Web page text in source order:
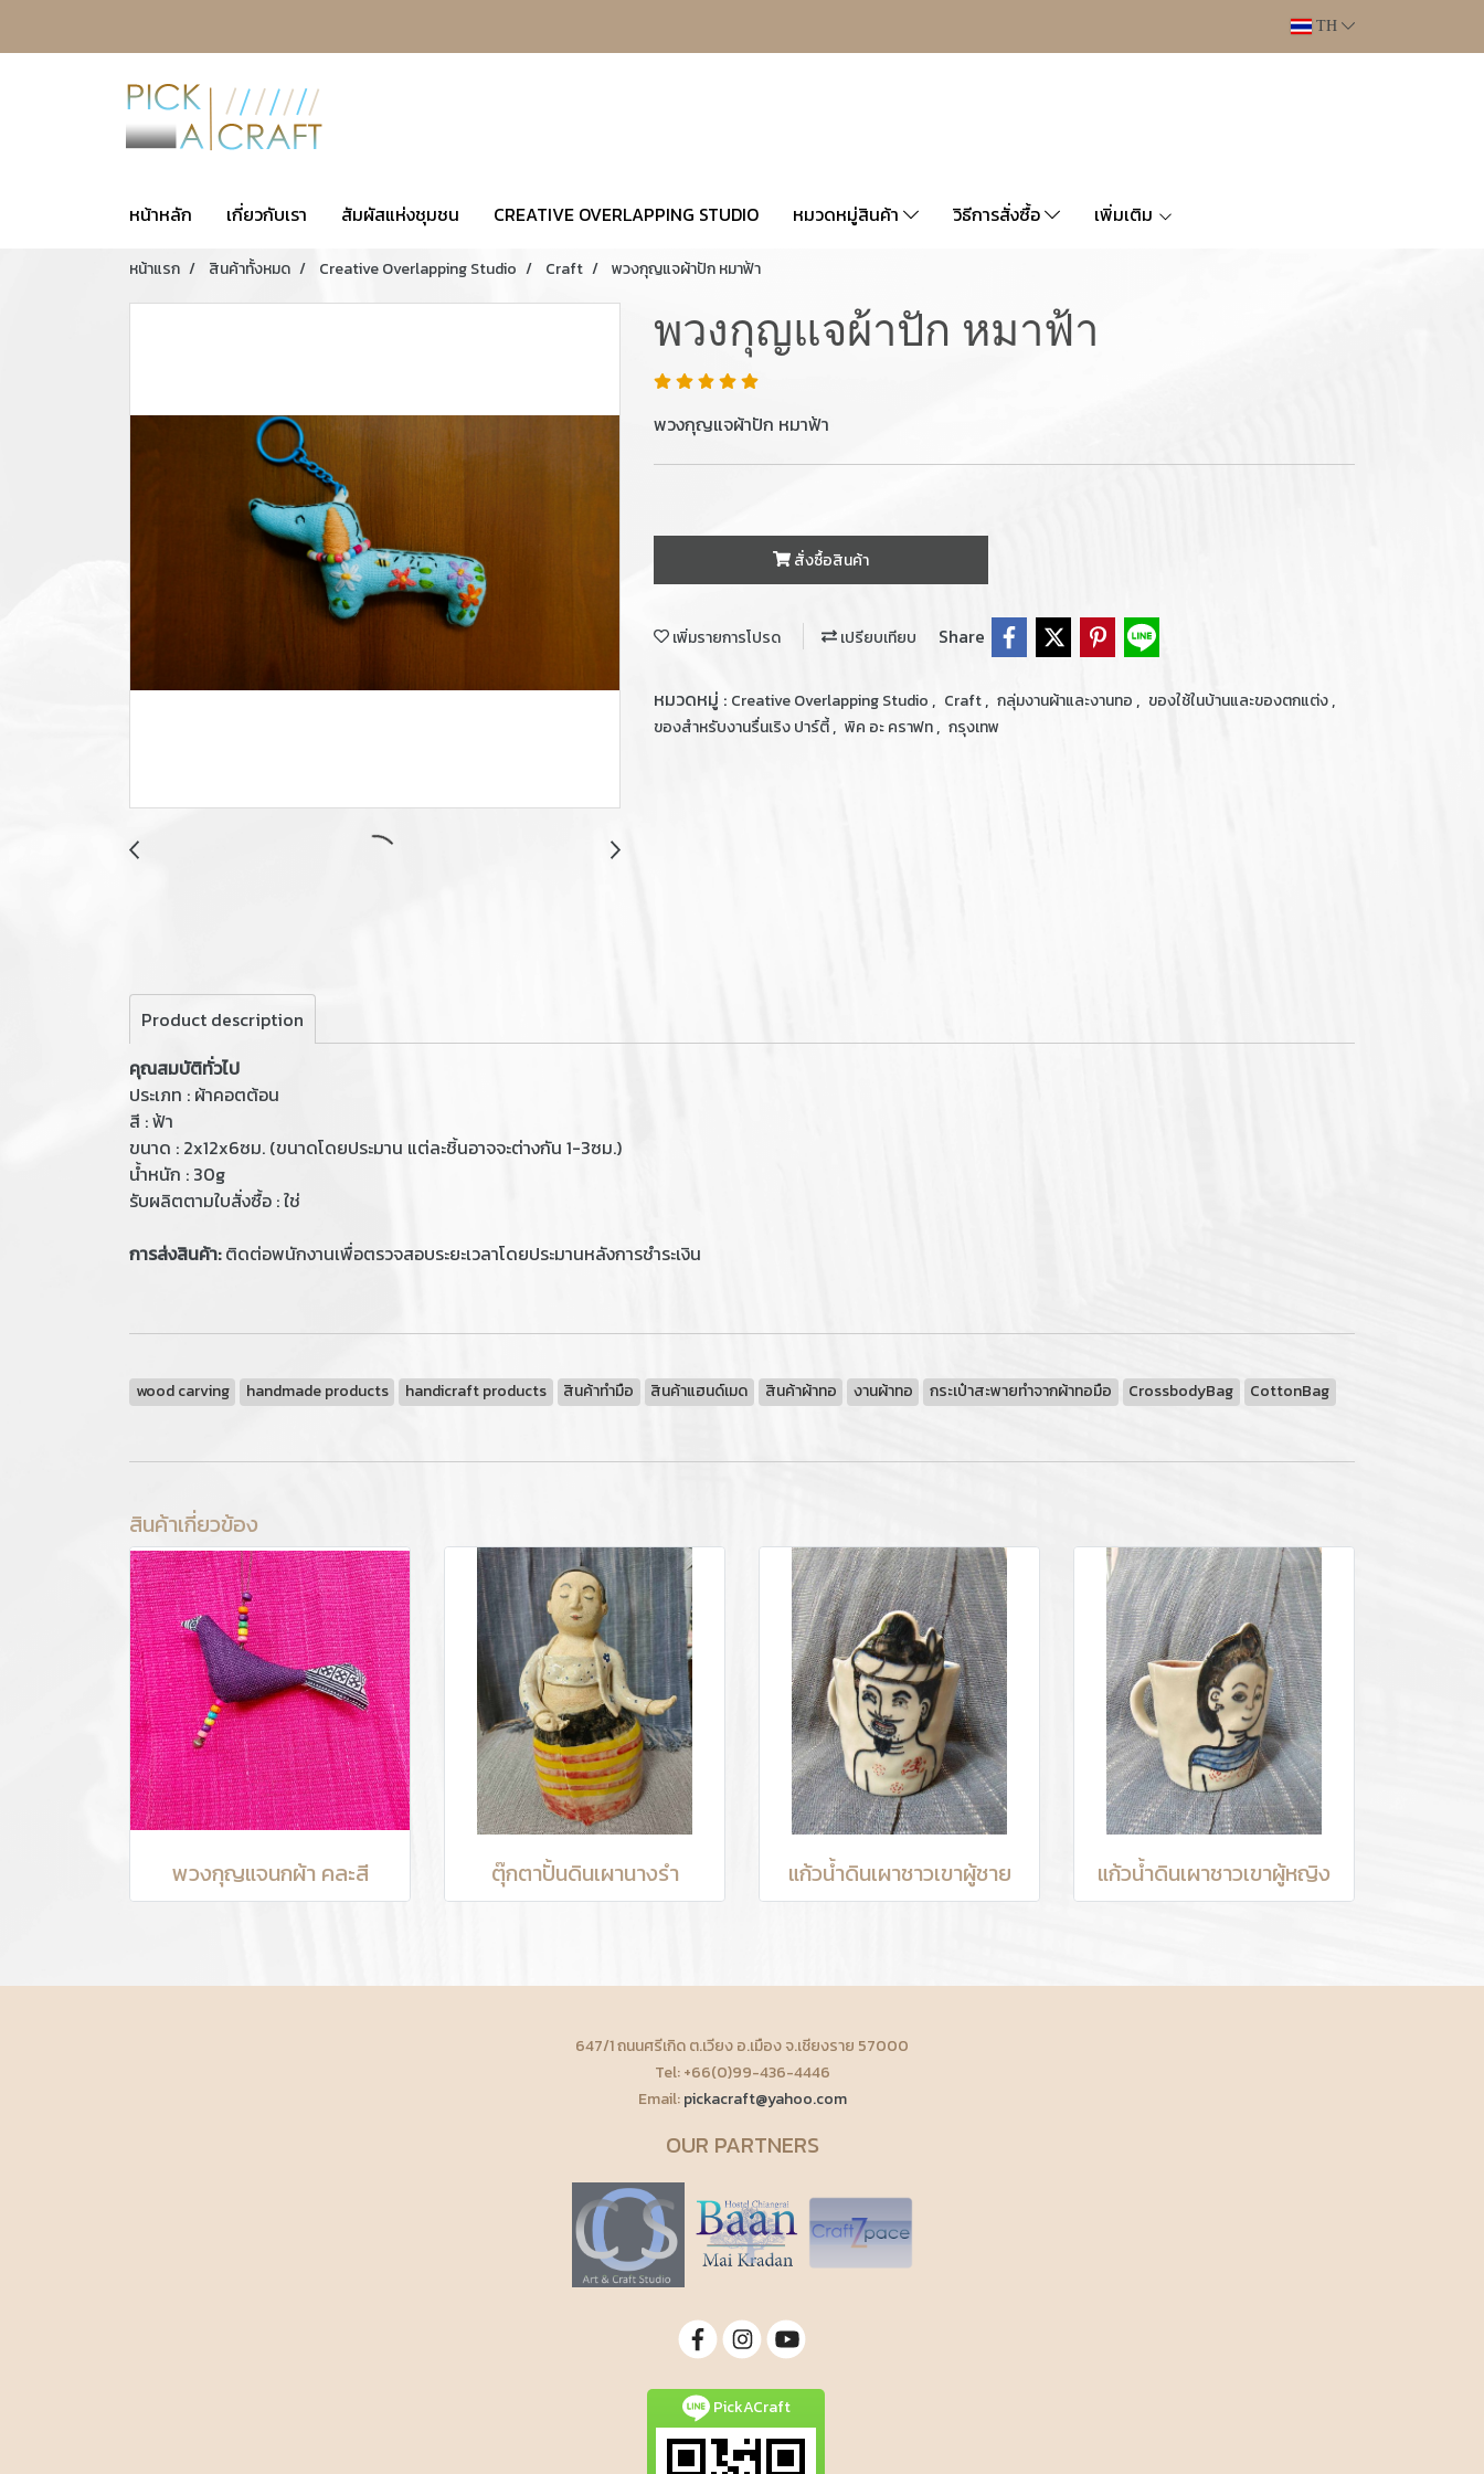
TH
หน้าหลัก เกี่ยวกับเรา สัมผัสแห่งชุมชน CREATIVE OVERLAPPING STUDIO หมวดหมู่สินค้า วิธีการสั่งซื้อ เพิ่มเติม
หน้าแรก สินค้าทั้งหมด Creative Overlapping Studio Craft พวงกุญแจผ้าปัก หมาฟ้า
พวงกุญแจผ้าปัก หมาฟ้า
พวงกุญแจผ้าปัก หมาฟ้า
สั่งซื้อสินค้า
เพิ่มรายการโปรด เปรียบเทียบ Share
หมวดหมู่ : Creative Overlapping Studio , Craft, กลุ่มงานผ้าและงานทอ , ของใช้ในบ้านและของตกแต่ง,
ของสำหรับงานรื่นเริง ปาร์ตี้, พิค อะ คราฟท, กรุงเทพ
Product description
คุณสมบัติทั่วไป
ประเภท : ผ้าคอตต้อน
สี : ฟ้า
ขนาด : 2x12x6ซม. (ขนาดโดยประมาน แต่ละชิ้นอาจจะต่างกัน 1-3ซม.)
น้ำหนัก : 30g
รับผลิตตามใบสั่งซื้อ : ใช่
การส่งสินค้า:ติดต่อพนักงานเพื่อตรวจสอบระยะเวลาโดยประมานหลังการชำระเงิน
wood carving handmade products handicraft products สินค้าทำมือ สินค้าแฮนด์เมด สินค้าผ้าทอ งานผ้าทอ กระเป๋าสะพายทำจากผ้าทอมือ CrossbodyBag CottonBag
สินค้าเกี่ยวข้อง
พวงกุญแจนกผ้า คละสี ตุ๊กตาปั้นดินเผานางรำ แก้วน้ำดินเผาชาวเขาผู้ชาย แก้วน้ำดินเผาชาวเขาผู้หญิง
647/1 ถนนศรีเกิด ต.เวียง อ.เมือง จ.เชียงราย 57000
Tel: +66(0)99-436-4446
Email:pickacraft@yahoo.com
OUR PARTNERS
PickACraft